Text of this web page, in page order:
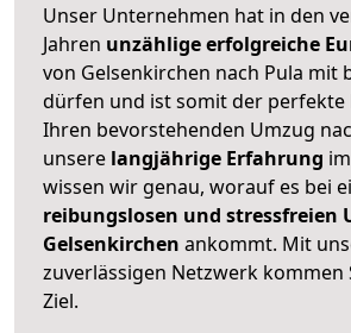
Unser Unternehmen hat in den
Jahren unzählige erfolgreiche
von Gelsenkirchen nach Pula mit
dürfen und ist somit der
Ihren bevorstehenden Umzug
unsere langjährige Erfahrung
wissen wir genau, worauf es bei
reibungslosen und stressfreien
Gelsenkirchen ankommt. Mit
zuverlässigen Netzwerk kommen
Ziel.